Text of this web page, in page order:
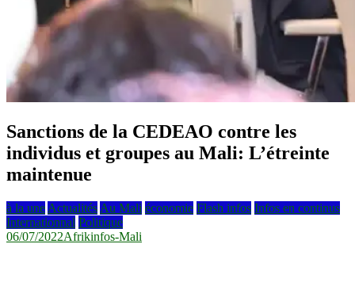
Sanctions de la CEDEAO contre les
individus et groupes au Mali: L’étreinte
maintenue
à la une Actualités Au Mali économie Flash infos Infos en continus
Internationnal Politique
06/07/2022Afrikinfos-Mali